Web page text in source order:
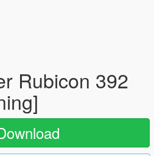
Rubicon 392